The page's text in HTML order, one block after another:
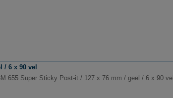
/ 6 x 90 vel
655 Super Sticky Post-it / 127 x 76 mm / geel / 6 x 90 vel